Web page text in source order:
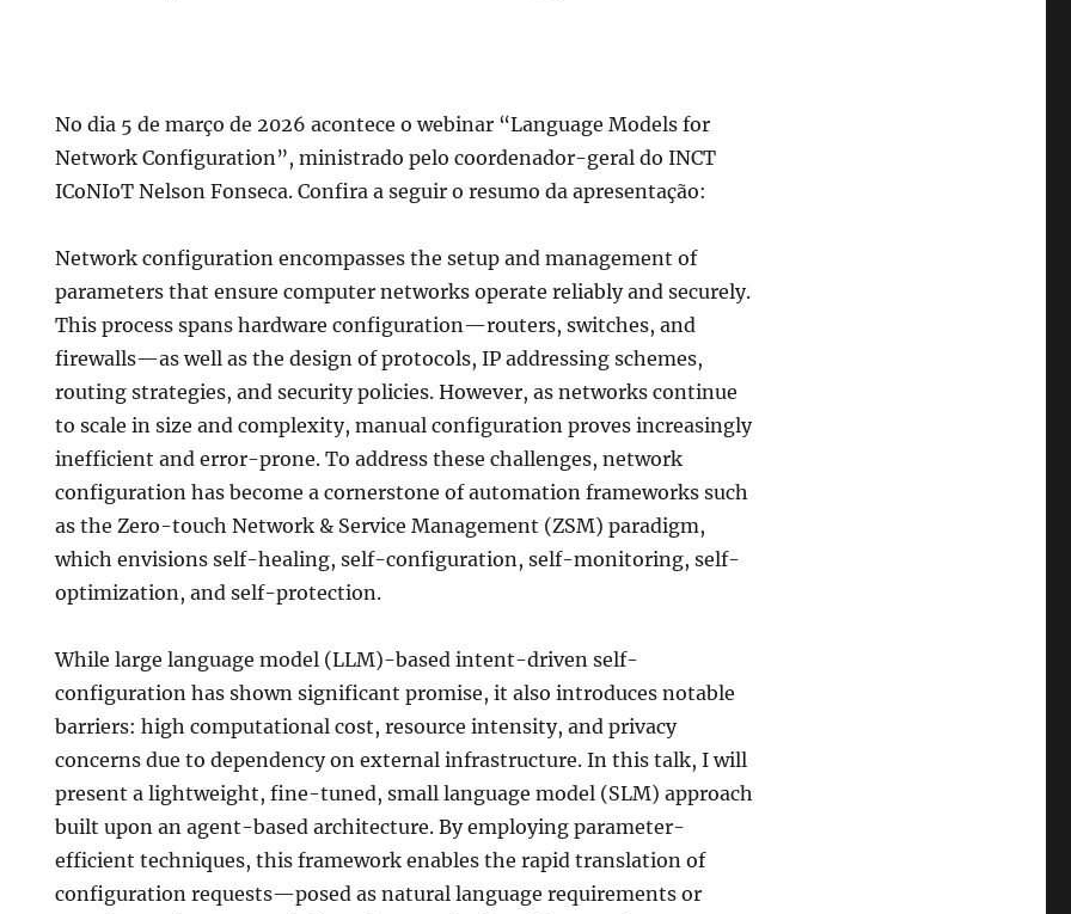
No dia 5 de março de 2026 acontece o webinar “Language Models for
Network Configuration”, ministrado pelo coordenador-geral do INCT
ICoNIoT Nelson Fonseca. Confira a seguir o resumo da apresentação:
Network configuration encompasses the setup and management of
parameters that ensure computer networks operate reliably and securely.
This process spans hardware configuration—routers, switches, and
firewalls—as well as the design of protocols, IP addressing schemes,
routing strategies, and security policies. However, as networks continue
to scale in size and complexity, manual configuration proves increasingly
inefficient and error-prone. To address these challenges, network
configuration has become a cornerstone of automation frameworks such
as the Zero-touch Network & Service Management (ZSM) paradigm,
which envisions self-healing, self-configuration, self-monitoring, self-
optimization, and self-protection.
While large language model (LLM)-based intent-driven self-
configuration has shown significant promise, it also introduces notable
barriers: high computational cost, resource intensity, and privacy
concerns due to dependency on external infrastructure. In this talk, I will
present a lightweight, fine-tuned, small language model (SLM) approach
built upon an agent-based architecture. By employing parameter-
efficient techniques, this framework enables the rapid translation of
configuration requests—posed as natural language requirements or